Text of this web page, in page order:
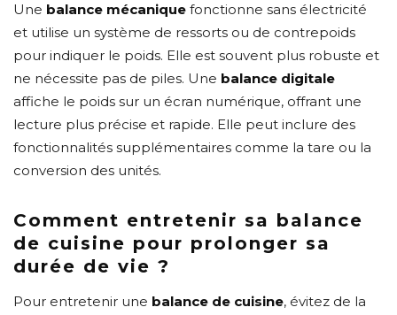
Une balance mécanique fonctionne sans électricité
et utilise un système de ressorts ou de contrepoids
pour indiquer le poids. Elle est souvent plus robuste et
ne nécessite pas de piles. Une balance digitale
affiche le poids sur un écran numérique, offrant une
lecture plus précise et rapide. Elle peut inclure des
fonctionnalités supplémentaires comme la tare ou la
conversion des unités.
Comment entretenir sa balance
de cuisine pour prolonger sa
durée de vie ?
Pour entretenir une balance de cuisine, évitez de la